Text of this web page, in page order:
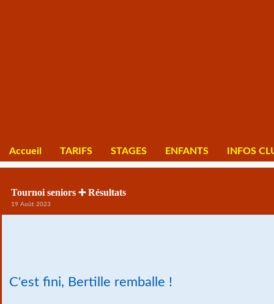
Accueil TARIFS STAGES ENFANTS INFOS
Tournoi seniors ➕ Résultats
19 Août 2023
C'est fini, Bertille remballe !